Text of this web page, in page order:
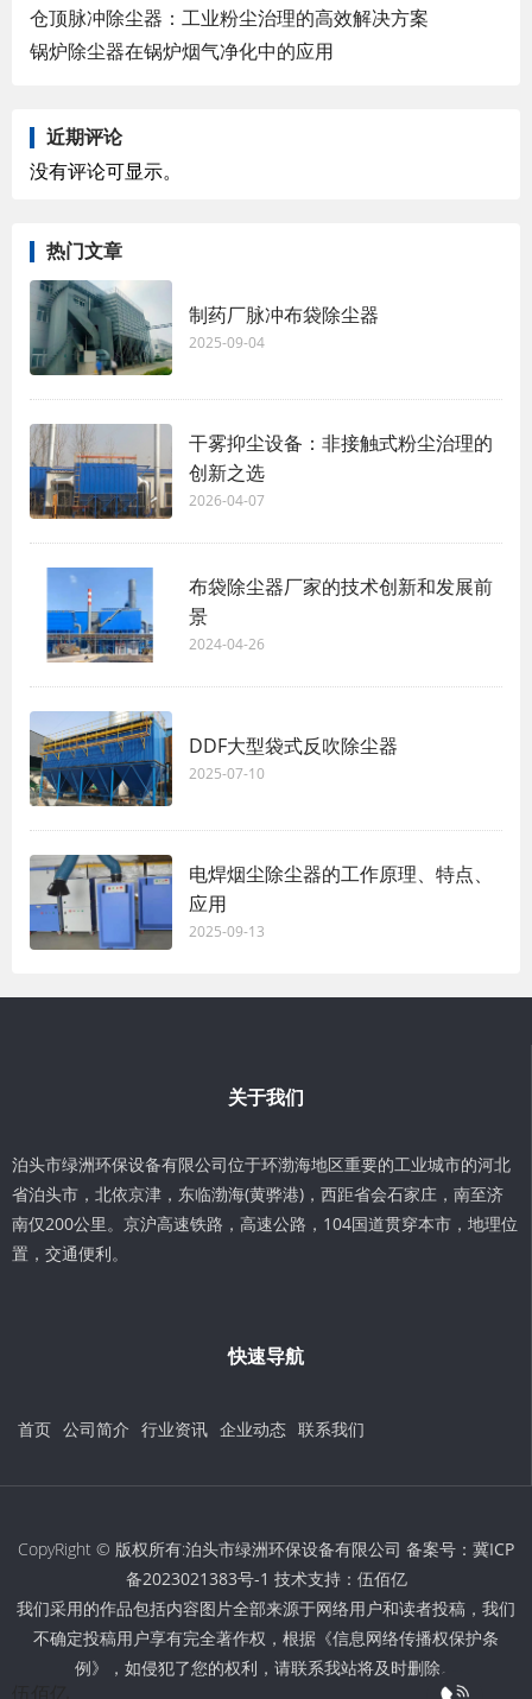
仓顶脉冲除尘器：工业粉尘治理的高效解决方案
锅炉除尘器在锅炉烟气净化中的应用
近期评论
没有评论可显示。
热门文章
制药厂脉冲布袋除尘器
2025-09-04
干雾抑尘设备：非接触式粉尘治理的
创新之选
2026-04-07
布袋除尘器厂家的技术创新和发展前
景
2024-04-26
DDF大型袋式反吹除尘器
2025-07-10
电焊烟尘除尘器的工作原理、特点、
应用
2025-09-13
关于我们
泊头市绿洲环保设备有限公司位于环渤海地区重要的工业城市的河北
省泊头市，北依京津，东临渤海(黄骅港)，西距省会石家庄，南至济
南仅200公里。京沪高速铁路，高速公路，104国道贯穿本市，地理位
置，交通便利。
快速导航
首页 公司简介 行业资讯 企业动态 联系我们
CopyRight © 版权所有:泊头市绿洲环保设备有限公司 备案号： 冀ICP
备2023021383号-1 技术支持： 伍佰亿
我们采用的作品包括内容图片全部来源于网络用户和读者投稿，我们
不确定投稿用户享有完全著作权，根据《信息网络传播权保护条
例》，如侵犯了您的权利，请联系我站将及时删除。